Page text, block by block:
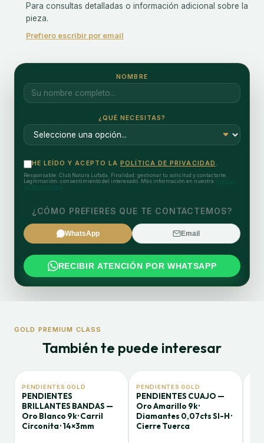
Para consultas detalladas o información adicional sobre la
pieza.
Prefiero escribir por email
NOMBRE
¿QUÉ NECESITAS?
HE LEÍDO Y ACEPTO LA POLÍTICA DE PRIVACIDAD.
Responsable: Club Natura Lufada. Finalidad: gestionar tu solicitud y contactarte.
Legitimación: consentimiento del interesado. Más información en nuestra
¿CÓMO PREFIERES QUE TE CONTACTEMOS?
WhatsApp Email
RECIBIR ATENCIÓN POR WHATSAPP
GOLD PREMIUM CLASS
También te puede interesar
PENDIENTES GOLD
PENDIENTES
BRILLANTES BANDAS —
Oro Blanco 9k · Carril
Circonita · 14×3mm
PENDIENTES GOLD
PENDIENTES CUAJO —
Oro Amarillo 9k ·
Diamantes 0,07cts SI-H ·
Cierre Tuerca